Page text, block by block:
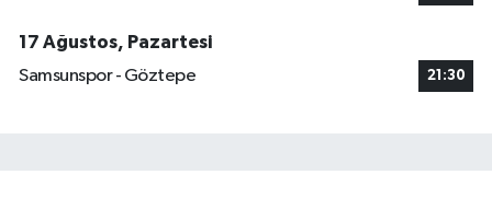
17 Ağustos, Pazartesi
Samsunspor - Göztepe
21:30